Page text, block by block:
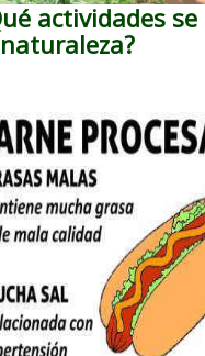
actividades